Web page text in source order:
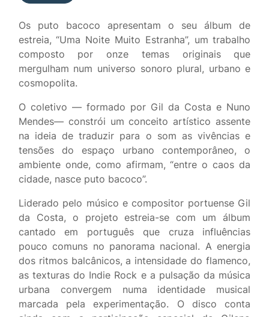
Os puto bacoco apresentam o seu álbum de
estreia, “Uma Noite Muito Estranha”, um trabalho
composto por onze temas originais que
mergulham num universo sonoro plural, urbano e
cosmopolita.
O coletivo — formado por Gil da Costa e Nuno
Mendes— constrói um conceito artístico assente
na ideia de traduzir para o som as vivências e
tensões do espaço urbano contemporâneo, o
ambiente onde, como afirmam, “entre o caos da
cidade, nasce puto bacoco”.
Liderado pelo músico e compositor portuense Gil
da Costa, o projeto estreia-se com um álbum
cantado em português que cruza influências
pouco comuns no panorama nacional. A energia
dos ritmos balcânicos, a intensidade do flamenco,
as texturas do Indie Rock e a pulsação da música
urbana convergem numa identidade musical
marcada pela experimentação. O disco conta